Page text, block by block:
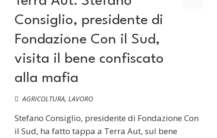
Consiglio, presidente di
Fondazione Con il Sud,
visita il bene confiscato
alla mafia
AGRICOLTURA, LAVORO
Stefano Consiglio, presidente di Fondazione Con
il Sud, ha fatto tappa a Terra Aut, sul bene